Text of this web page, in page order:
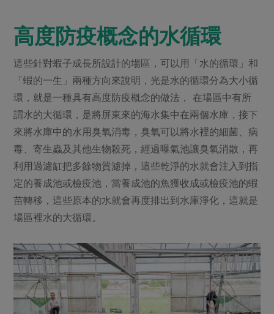
高度防疫概念的水循環
這些針對蝦子成長所設計的場區，可以用「水的循環」和
「蝦的一生」兩種方向來說明，光是水的循環分為大小循
環，就是一種具有高度防疫概念的做法， 在場區中有所
謂水的大循環，是將屏東來的海水集中在兩個水庫，接下
來將水庫中的水用臭氧消毒，臭氧可以將水裡的細菌、病
毒、寄生蟲及其他生物殺死，經過曝氣池讓臭氧消散，再
利用過濾缸把多餘物質濾掉，這些乾淨的水就會注入到指
定的養成池或檢疫池，當養成池的魚獲收成或檢疫池的蝦
苗轉移，這些原本的水就會再度排出到水庫淨化，這就是
場區裡水的大循環。